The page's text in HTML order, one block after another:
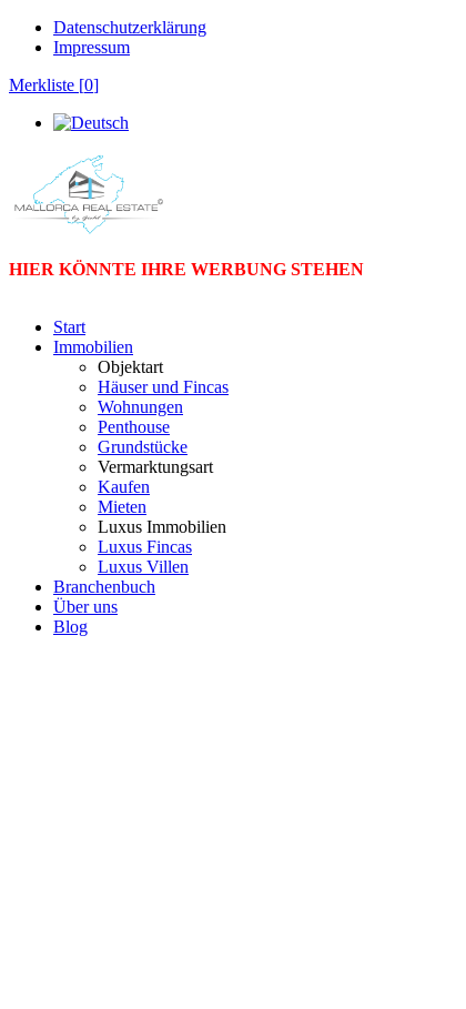
Datenschutzerklärung
Impressum
Merkliste [0]
HIER KÖNNTE IHRE WERBUNG STEHEN
Start
Immobilien
Objektart
Häuser und Fincas
Wohnungen
Penthouse
Grundstücke
Vermarktungsart
Kaufen
Mieten
Luxus Immobilien
Luxus Fincas
Luxus Villen
Branchenbuch
Über uns
Blog